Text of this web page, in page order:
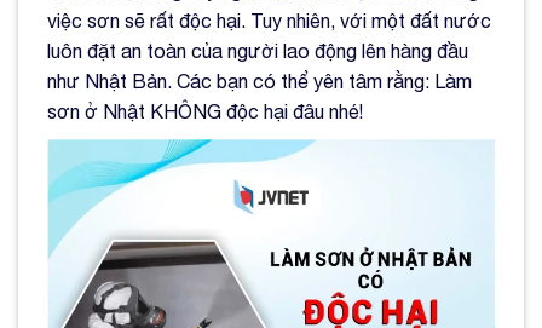
việc sơn sẽ rất độc hại. Tuy nhiên, với một đất nước
luôn đặt an toàn của người lao động lên hàng đầu
như Nhật Bản. Các bạn có thể yên tâm rằng: Làm
sơn ở Nhật KHÔNG độc hại đâu nhé!